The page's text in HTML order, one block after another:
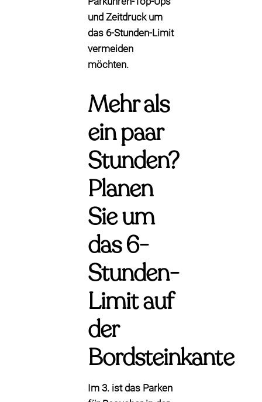
und Zeitdruck um
das 6-Stunden-Limit
vermeiden
möchten.
Mehr als
ein paar
Stunden?
Planen
Sie um
das 6-
Stunden-
Limit auf
der
Bordsteinkante
Im 3. ist das Parken